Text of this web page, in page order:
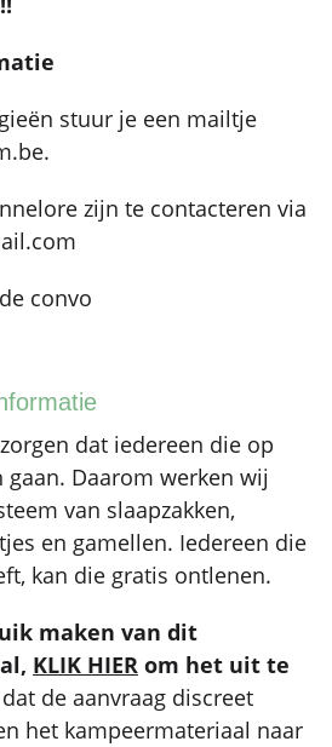
stuur je een mailtje
zijn te contacteren via
convo
dat iedereen die op
gaan. Daarom werken wij
van slaapzakken,
en gamellen. Iedereen die
kan die gratis ontlenen.
maken van dit
KLIK HIER om het uit te
de aanvraag discreet
het kampeermateriaal naar